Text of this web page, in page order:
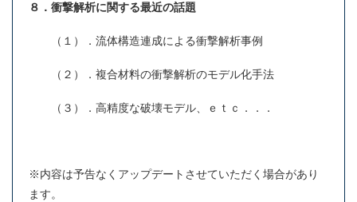
８．衝撃解析に関する最近の話題
（１）．流体構造連成による衝撃解析事例
（２）．複合材料の衝撃解析のモデル化手法
（３）．高精度な破壊モデル、ｅｔｃ．．．
※内容は予告なくアップデートさせていただく場合があり
ます。